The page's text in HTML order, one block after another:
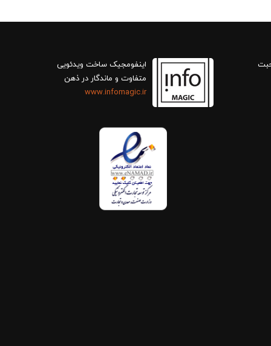
اینفومجیک ساخت ویدئویی
متفاوت و ماندگار در ذهن
www.infomagic.ir